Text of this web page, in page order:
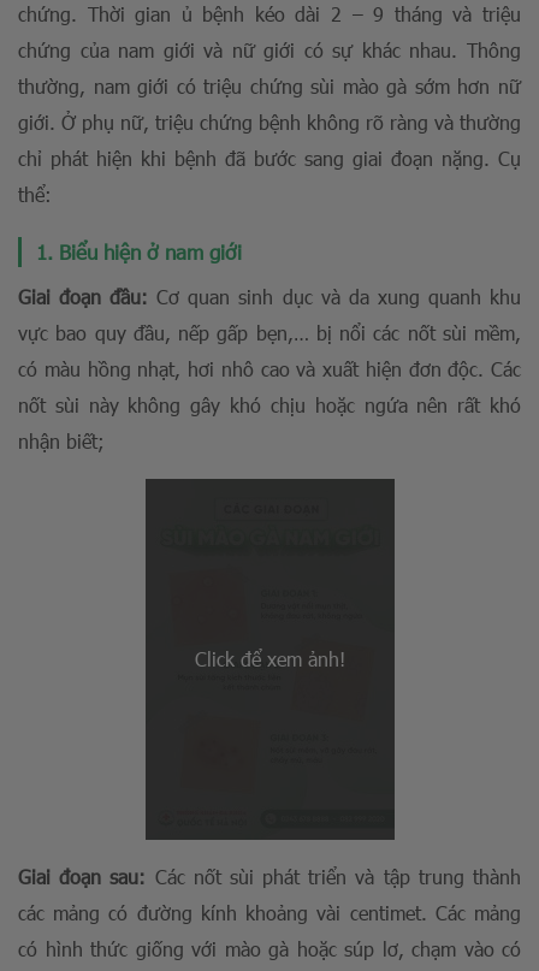
chứng. Thời gian ủ bệnh kéo dài 2 – 9 tháng và triệu
chứng của nam giới và nữ giới có sự khác nhau. Thông
thường, nam giới có triệu chứng sùi mào gà sớm hơn nữ
giới. Ở phụ nữ, triệu chứng bệnh không rõ ràng và thường
chỉ phát hiện khi bệnh đã bước sang giai đoạn nặng. Cụ
thể:
1. Biểu hiện ở nam giới
Giai đoạn đầu: Cơ quan sinh dục và da xung quanh khu
vực bao quy đầu, nếp gấp bẹn,… bị nổi các nốt sùi mềm,
có màu hồng nhạt, hơi nhô cao và xuất hiện đơn độc. Các
nốt sùi này không gây khó chịu hoặc ngứa nên rất khó
nhận biết;
Giai đoạn sau: Các nốt sùi phát triển và tập trung thành
các mảng có đường kính khoảng vài centimet. Các mảng
có hình thức giống với mào gà hoặc súp lơ, chạm vào có